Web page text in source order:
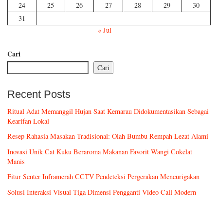
24
25 26 27 28 29
30
31
« Jul
Cari
Cari
Recent Posts
Ritual Adat Memanggil Hujan Saat Kemarau Didokumentasikan Sebagai
Kearifan Lokal
Resep Rahasia Masakan Tradisional: Olah Bumbu Rempah Lezat Alami
Inovasi Unik Cat Kuku Beraroma Makanan Favorit Wangi Cokelat
Manis
Fitur Senter Inframerah CCTV Pendeteksi Pergerakan Mencurigakan
Solusi Interaksi Visual Tiga Dimensi Pengganti Video Call Modern